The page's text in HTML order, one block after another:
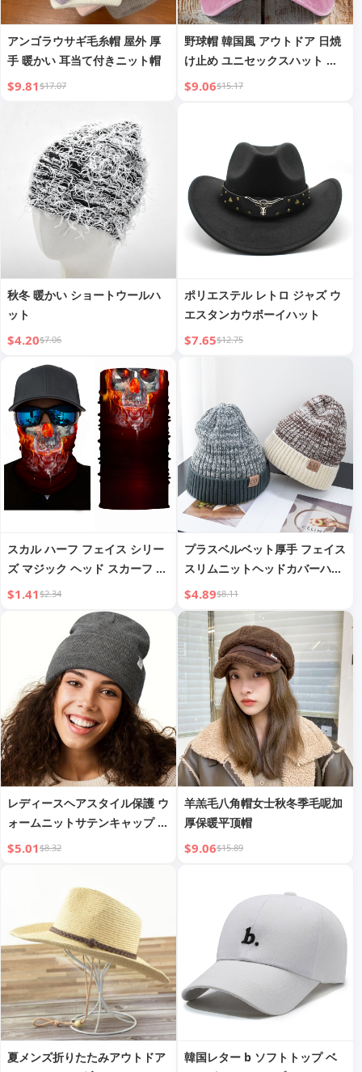
アンゴラウサギ毛糸帽 屋外 厚
手 暖かい 耳当て付きニット帽
$9.81$17.07
野球帽 韓国風 アウトドア 日焼
け止め ユニセックスハット オ
ーダーメイド 子供用 ダックビ
$9.06$15.17
秋冬 暖かい ショートウールハ
ット
$4.20$7.06
ポリエステル レトロ ジャズ ウ
エスタンカウボーイハット
$7.65$12.75
スカル ハーフ フェイス シリー
ズ マジック ヘッド スカーフ ア
ウトドア ギア マスク
$1.41$2.34
プラスベルベット厚手 フェイス
スリムニットヘッドカバーハッ
ト 防風ウォームハット
$4.89$8.11
レディースヘアスタイル保護 ウ
ォームニットサテンキャップ ウ
ールハット
$5.01$8.32
羊羔毛八角帽女士秋冬季毛呢加
厚保暖平顶帽
$9.06$15.89
夏メンズ折りたたみアウトドア
韓国レター b ソフトトップ ベ